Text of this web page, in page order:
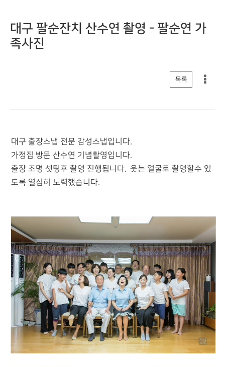
대구 팔순잔치 산수연 촬영 - 팔순연 가
족사진
목록
대구 출장스냅 전문 감성스냅입니다.
가정집 방문 산수연 기념촬영입니다.
출장 조명 셋팅후 촬영 진행됩니다. 웃는 얼굴로 촬영할수 있
도록 열심히 노력했습니다.